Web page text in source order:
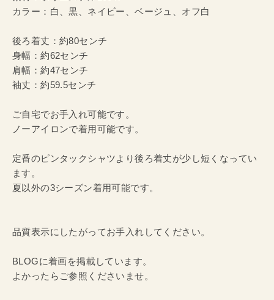
カラー：白、黒、ネイビー、ベージュ、オフ白
後ろ着丈：約80センチ
身幅：約62センチ
肩幅：約47センチ
袖丈：約59.5センチ
ご自宅でお手入れ可能です。
ノーアイロンで着用可能です。
定番のピンタックシャツより後ろ着丈が少し短くなってい
ます。
夏以外の3シーズン着用可能です。
品質表示にしたがってお手入れしてください。
BLOGに着画を掲載しています。
よかったらご参照くださいませ。